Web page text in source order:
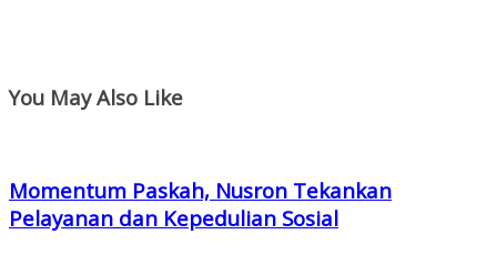
You May Also Like
Momentum Paskah, Nusron Tekankan
Pelayanan dan Kepedulian Sosial